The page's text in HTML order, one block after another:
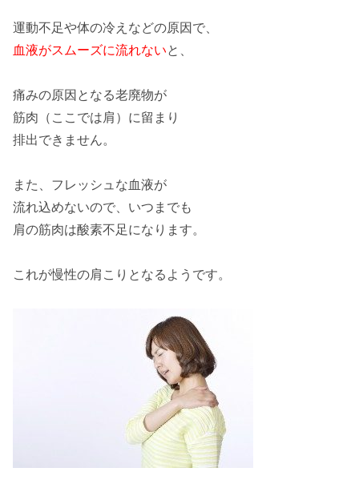
運動不足や体の冷えなどの原因で、
血液がスムーズに流れないと、
痛みの原因となる老廃物が
筋肉（ここでは肩）に留まり
排出できません。
また、フレッシュな血液が
流れ込めないので、いつまでも
肩の筋肉は酸素不足になります。
これが慢性の肩こり となるようです。